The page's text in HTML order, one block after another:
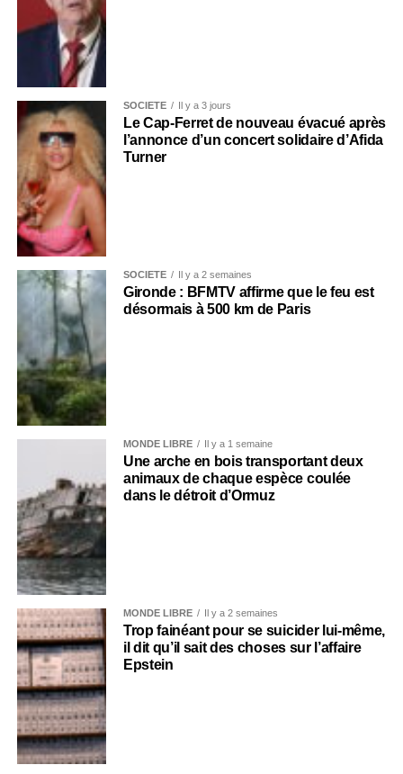
SOCIÉTÉ Il y a 3 jours
Le Cap-Ferret de nouveau évacué après
l’annonce d’un concert solidaire d’Afida
Turner
SOCIÉTÉ Il y a 2 semaines
Gironde : BFMTV affirme que le feu est
désormais à 500 km de Paris
MONDE LIBRE Il y a 1 semaine
Une arche en bois transportant deux
animaux de chaque espèce coulée
dans le détroit d’Ormuz
MONDE LIBRE Il y a 2 semaines
Trop fainéant pour se suicider lui-même,
il dit qu’il sait des choses sur l’affaire
Epstein